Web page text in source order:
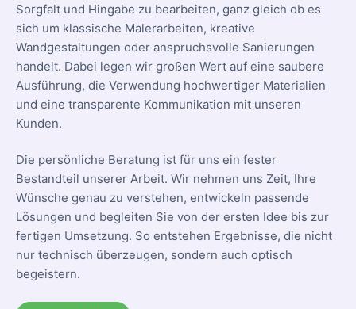
Sorgfalt und Hingabe zu bearbeiten, ganz gleich ob es
sich um klassische Malerarbeiten, kreative
Wandgestaltungen oder anspruchsvolle Sanierungen
handelt. Dabei legen wir großen Wert auf eine saubere
Ausführung, die Verwendung hochwertiger Materialien
und eine transparente Kommunikation mit unseren
Kunden.
Die persönliche Beratung ist für uns ein fester
Bestandteil unserer Arbeit. Wir nehmen uns Zeit, Ihre
Wünsche genau zu verstehen, entwickeln passende
Lösungen und begleiten Sie von der ersten Idee bis zur
fertigen Umsetzung. So entstehen Ergebnisse, die nicht
nur technisch überzeugen, sondern auch optisch
begeistern.